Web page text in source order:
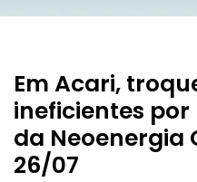
Em Acari,
ineficientes por
da Neoenergia
26/07